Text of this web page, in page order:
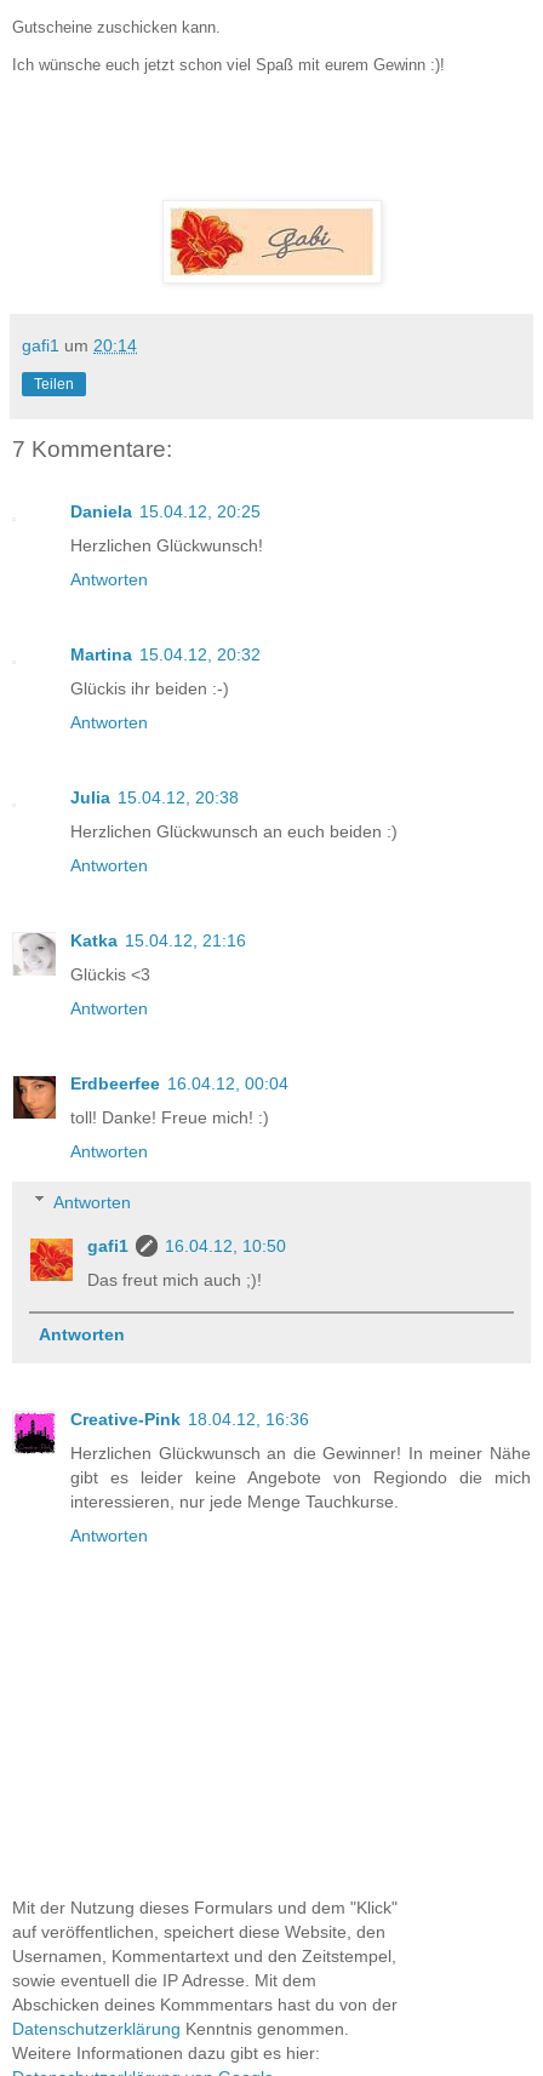
Gutscheine zuschicken kann.
Ich wünsche euch jetzt schon viel Spaß mit eurem Gewinn :)!
gafi1 um 20:14
Teilen
7 Kommentare:
Daniela 15.04.12, 20:25
Herzlichen Glückwunsch!
Antworten
Martina 15.04.12, 20:32
Glückis ihr beiden :-)
Antworten
Julia 15.04.12, 20:38
Herzlichen Glückwunsch an euch beiden :)
Antworten
Katka 15.04.12, 21:16
Glückis <3
Antworten
Erdbeerfee 16.04.12, 00:04
toll! Danke! Freue mich! :)
Antworten
Antworten
gafi1
16.04.12, 10:50
Das freut mich auch ;)!
Antworten
Creative-Pink 18.04.12, 16:36
Herzlichen Glückwunsch an die Gewinner! In meiner Nähe
gibt es leider keine Angebote von Regiondo die mich
interessieren, nur jede Menge Tauchkurse.
Antworten
Mit der Nutzung dieses Formulars und dem "Klick"
auf veröffentlichen, speichert diese Website, den
Usernamen, Kommentartext und den Zeitstempel,
sowie eventuell die IP Adresse. Mit dem
Abschicken deines Kommmentars hast du von der
Datenschutzerklärung Kenntnis genommen.
Weitere Informationen dazu gibt es hier: